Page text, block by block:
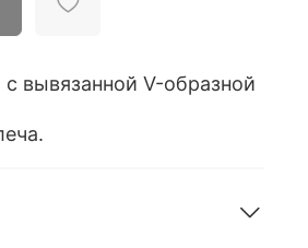
вывязанной V-образной